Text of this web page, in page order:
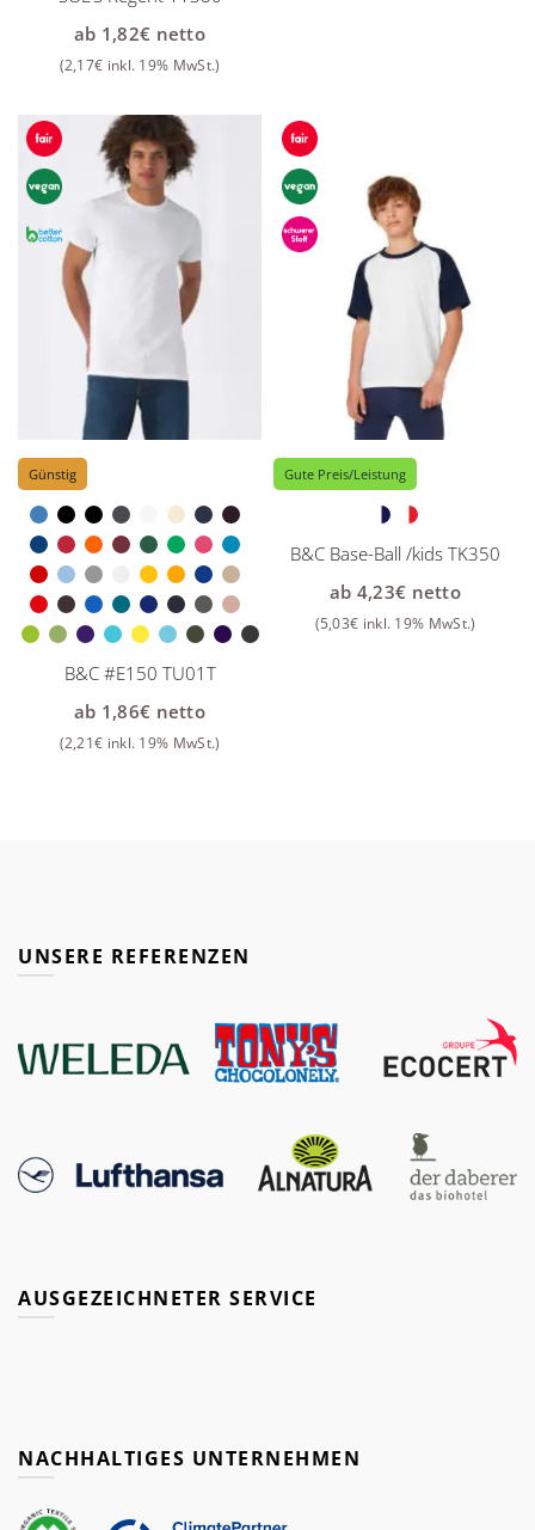
ab 1,82€ netto
(2,17€ inkl. 19% MwSt.)
Günstig
B&C #E150 TU01T
ab 1,86€ netto
(2,21€ inkl. 19% MwSt.)
Gute Preis/Leistung
B&C Base-Ball /kids TK350
ab 4,23€ netto
(5,03€ inkl. 19% MwSt.)
UNSERE REFERENZEN
AUSGEZEICHNETER SERVICE
NACHHALTIGES UNTERNEHMEN